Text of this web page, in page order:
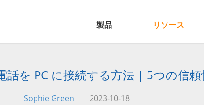
製品 リソース
話を PC に接続する方法 | 5つの信
Sophie Green 2023-10-18